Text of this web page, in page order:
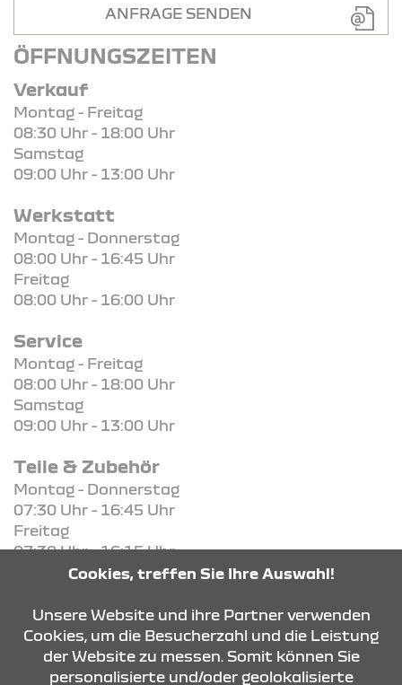
ANFRAGE SENDEN
ÖFFNUNGSZEITEN
Verkauf
Montag - Freitag
08:30 Uhr - 18:00 Uhr
Samstag
09:00 Uhr - 13:00 Uhr
Werkstatt
Montag - Donnerstag
08:00 Uhr - 16:45 Uhr
Freitag
08:00 Uhr - 16:00 Uhr
Service
Montag - Freitag
08:00 Uhr - 18:00 Uhr
Samstag
09:00 Uhr - 13:00 Uhr
Teile & Zubehör
Montag - Donnerstag
07:30 Uhr - 16:45 Uhr
Freitag
07:30 Uhr - 16:15 Uhr
KONTAKT & ANFAHRT
Cookies, treffen Sie Ihre Auswahl!
Unsere Website und ihre Partner verwenden
Cookies, um die Besucherzahl und die Leistung
der Website zu messen. Somit können Sie
personalisierte und/oder geolokalisierte